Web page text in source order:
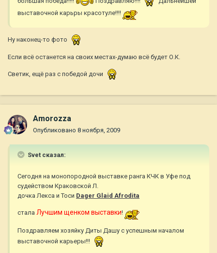
выставочной карьры красотуле!!!!
Ну наконец-то фото
Если всё останется на своих местах-думаю всё будет О.К.
Светик, ещё раз с победой дочи
Amorozza
Опубликовано 8 ноября, 2009
Svet сказал:
Сегодня на монопородной выставке ранга КЧК в Уфе под
судейством Краковской Л.
дочка Лекса и Тоси Dager Glaid Afrodita
стала Лучшим щенком выставки!
Поздравляем хозяйку Диты Дашу с успешным началом
выставочной карьеры!!!